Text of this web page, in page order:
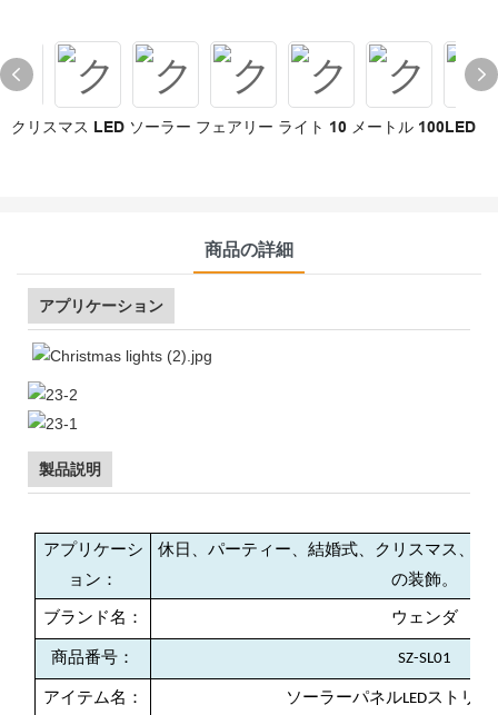
クリスマス LED ソーラー フェアリー ライト 10 メートル 100LED
商品の詳細
アプリケーション
製品説明
アプリケーシ
ョン：
休日、パーティー、結婚式、クリスマス、
の装飾。
ブランド名： ウェンダ
商品番号： SZ-SL01
アイテム名： ソーラーパネルLEDストリ